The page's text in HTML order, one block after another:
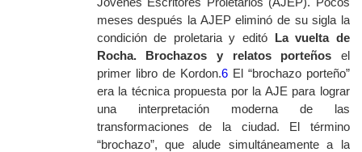
meses después la AJEP eliminó de su sigla la
condición de proletaria y editó La vuelta de
Rocha. Brochazos y relatos porteños el
primer libro de Kordon.6El “brochazo porteño”
era la técnica propuesta por la AJE para lograr
una interpretación moderna de las
transformaciones de la ciudad. El término
“brochazo”, que alude simultáneamente a la